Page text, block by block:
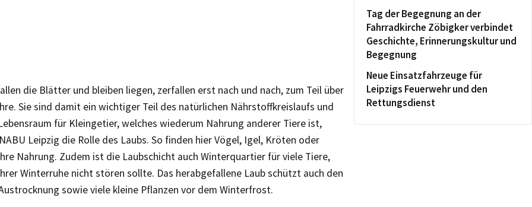
die Blätter und bleiben liegen, zerfallen erst nach und nach, zum Teil über
Sie sind damit ein wichtiger Teil des natürlichen Nährstoffkreislaufs und
für Kleingetier, welches wiederum Nahrung anderer Tiere ist,
Leipzig die Rolle des Laubs. So finden hier Vögel, Igel, Kröten oder
Nahrung. Zudem ist die Laubschicht auch Winterquartier für viele Tiere,
Winterruhe nicht stören sollte. Das herabgefallene Laub schützt auch den
sowie viele kleine Pflanzen vor dem Winterfrost.
Tag der Begegnung an der
Fahrradkirche Zöbigker verbindet
Geschichte, Erinnerungskultur und
Begegnung
Neue Einsatzfahrzeuge für
Leipzigs Feuerwehr und den
Rettungsdienst